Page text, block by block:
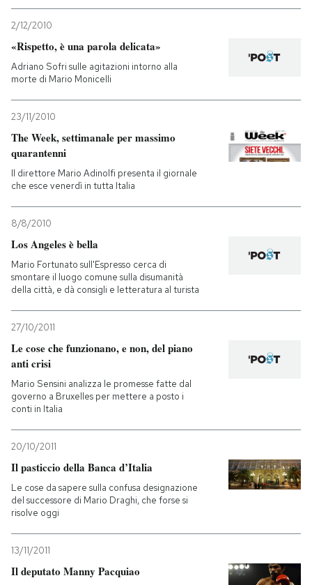
Entra
2/12/2010
«Rispetto, è una parola delicata»
Adriano Sofri sulle agitazioni intorno alla
morte di Mario Monicelli
23/11/2010
The Week, settimanale per massimo
quarantenni
Il direttore Mario Adinolfi presenta il giornale
che esce venerdì in tutta Italia
8/8/2010
Los Angeles è bella
Mario Fortunato sull'Espresso cerca di
smontare il luogo comune sulla disumanità
della città, e dà consigli e letteratura al turista
27/10/2011
Le cose che funzionano, e non, del piano
anti crisi
Mario Sensini analizza le promesse fatte dal
governo a Bruxelles per mettere a posto i
conti in Italia
20/10/2011
Il pasticcio della Banca d’Italia
Le cose da sapere sulla confusa designazione
del successore di Mario Draghi, che forse si
risolve oggi
13/11/2011
Il deputato Manny Pacquiao